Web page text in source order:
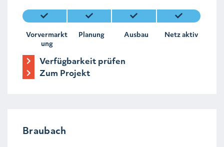
Vorvermarkt
ung
Planung Ausbau Netz aktiv
Verfügbarkeit prüfen
Zum Projekt
Braubach